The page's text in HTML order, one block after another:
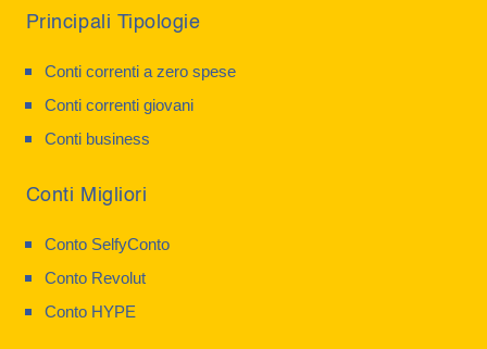
Principali Tipologie
Conti correnti a zero spese
Conti correnti giovani
Conti business
Conti Migliori
Conto SelfyConto
Conto Revolut
Conto HYPE